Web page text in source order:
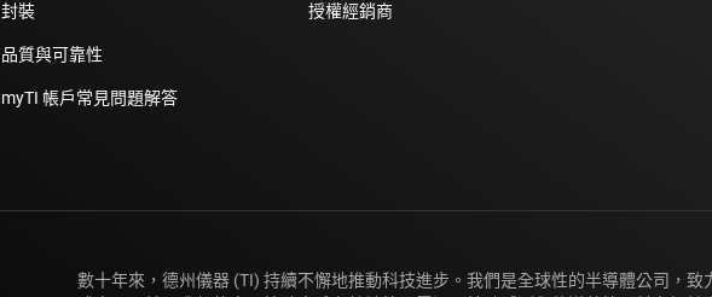
封裝
品質與可靠性
myTI 帳戶常見問題解答
授權經銷商
數十年來，德州儀器 (TI) 持續不懈地推動科技進步。我們是全球性的半導體公司，